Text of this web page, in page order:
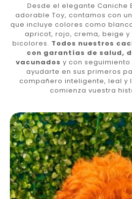
Desde el elegante Caniche
adorable Toy, contamos con
que incluye colores como
apricot, rojo, crema, beige
bicolores. Todos nuestros
con garantías de salud,
vacunados y con
ayudarte en sus primeros
compañero inteligente, leal y
comienza vuestra